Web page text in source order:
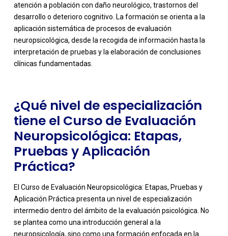
atención a población con daño neurológico, trastornos del
desarrollo o deterioro cognitivo. La formación se orienta a la
aplicación sistemática de procesos de evaluación
neuropsicológica, desde la recogida de información hasta la
interpretación de pruebas y la elaboración de conclusiones
clínicas fundamentadas.
-
¿Qué nivel de especialización
tiene el Curso de Evaluación
Neuropsicológica: Etapas,
Pruebas y Aplicación
Práctica?
El Curso de Evaluación Neuropsicológica: Etapas, Pruebas y
Aplicación Práctica presenta un nivel de especialización
intermedio dentro del ámbito de la evaluación psicológica. No
se plantea como una introducción general a la
neuropsicología, sino como una formación enfocada en la